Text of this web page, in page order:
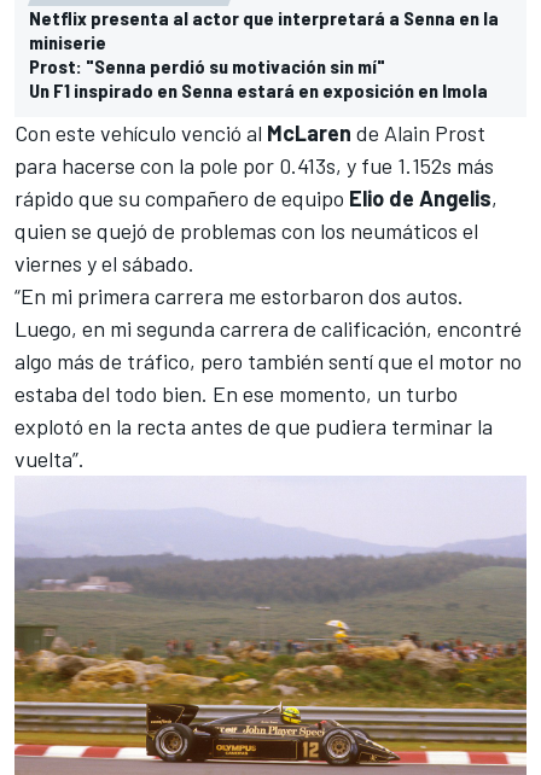
Netflix presenta al actor que interpretará a Senna en la
miniserie
Prost: "Senna perdió su motivación sin mí"
Un F1 inspirado en Senna estará en exposición en Imola
Con este vehículo venció al McLaren de Alain Prost
para hacerse con la pole por 0.413s, y fue 1.152s más
rápido que su compañero de equipo Elio de Angelis,
quien se quejó de problemas con los neumáticos el
viernes y el sábado.
“En mi primera carrera me estorbaron dos autos.
Luego, en mi segunda carrera de calificación, encontré
algo más de tráfico, pero también sentí que el motor no
estaba del todo bien. En ese momento, un turbo
explotó en la recta antes de que pudiera terminar la
vuelta”.